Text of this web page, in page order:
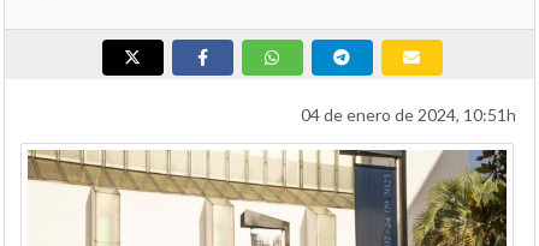
04 de enero de 2024, 10:51h